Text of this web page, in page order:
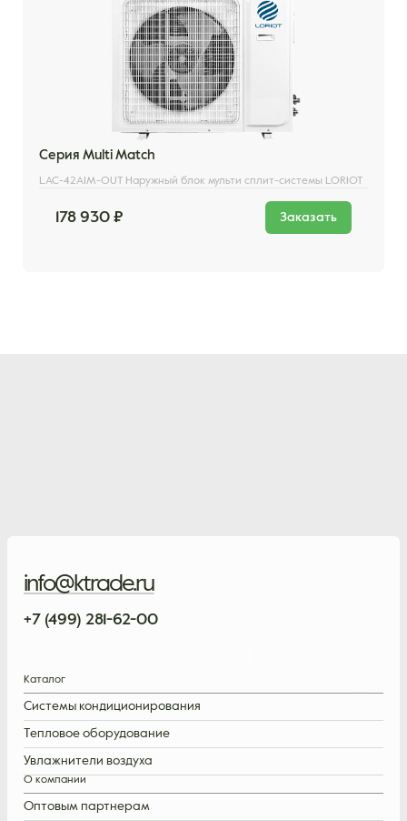
Серия Multi Match
LAC-42AIM-OUT Наружный блок мульти сплит-системы LORIOT
178 930 ₽ Заказать
info@ktrade.ru
+7 (499) 281-62-00
Каталог
Системы кондиционирования
Тепловое оборудование
Увлажнители воздуха
О компании
Оптовым партнерам